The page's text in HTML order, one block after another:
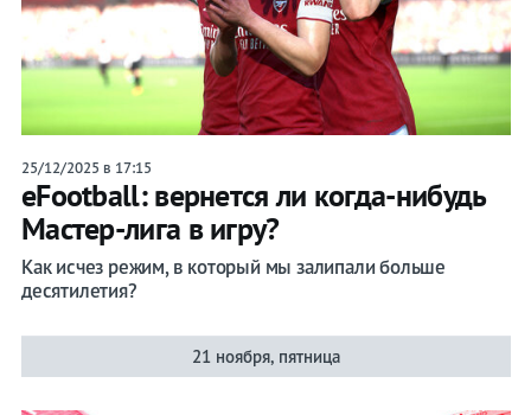
25/12/2025 в 17:15
eFootball: вернется ли когда-нибудь
Мастер-лига в игру?
Как исчез режим, в который мы залипали больше
десятилетия?
21 ноября, пятница